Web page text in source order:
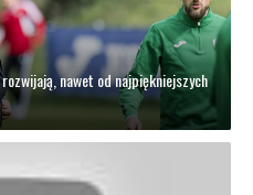
nawet od najpiękniejszych